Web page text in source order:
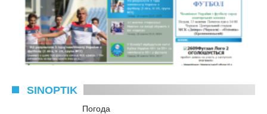
SINOPTIK
Погода